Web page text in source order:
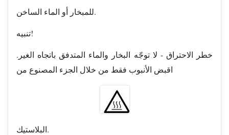
للمبخار أو الماء الساخن.
تنبيه!
خطر الاحتراق - لا توجّه البخار والماء المتدفق باتجاه الغير.
اقبض الأنبوب فقط من خلال الجزء المصنوع من
البلاستيك.